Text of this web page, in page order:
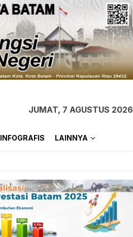
JUMAT, 7 AGUSTUS 2026
INFOGRAFIS LAINNYA